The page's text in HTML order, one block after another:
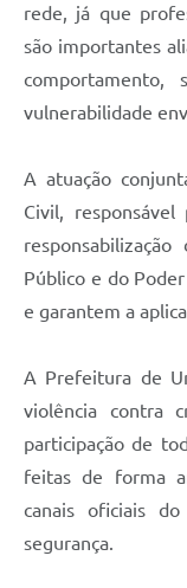
rede, já que
são importantes
comportamento,
vulnerabilidade
A atuação
Civil,
Público e do
e garantem a
A Prefeitura de
violência contra
participação de
feitas de forma
canais oficiais
segurança.